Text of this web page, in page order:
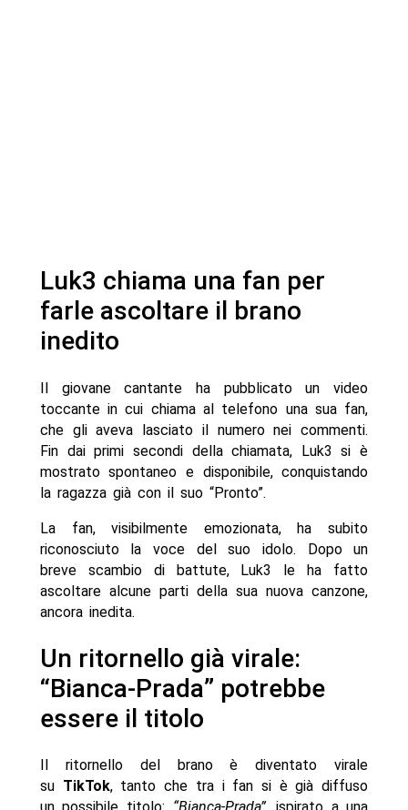
Luk3 chiama una fan per
farle ascoltare il brano
inedito
Il giovane cantante ha pubblicato un video
toccante in cui chiama al telefono una sua fan,
che gli aveva lasciato il numero nei commenti.
Fin dai primi secondi della chiamata, Luk3 si è
mostrato spontaneo e disponibile, conquistando
la ragazza già con il suo “Pronto”.
La fan, visibilmente emozionata, ha subito
riconosciuto la voce del suo idolo. Dopo un
breve scambio di battute, Luk3 le ha fatto
ascoltare alcune parti della sua nuova canzone,
ancora inedita.
Un ritornello già virale:
“Bianca-Prada” potrebbe
essere il titolo
Il ritornello del brano è diventato virale
su TikTok, tanto che tra i fan si è già diffuso